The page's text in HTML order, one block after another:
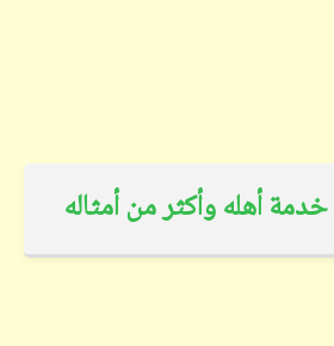
خدمة أهله وأكثر من أمثاله